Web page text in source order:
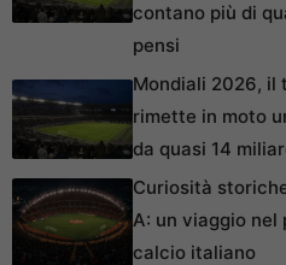
contano più di
pensi
Mondiali 2026, il
rimette in moto
da quasi 14
Curiosità
A: un viaggio nel
calcio italiano